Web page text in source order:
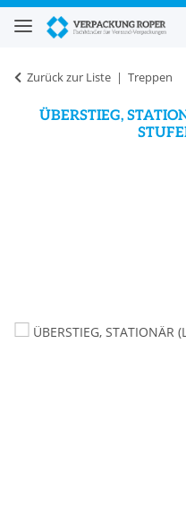
Zurück zur Liste Treppen
ÜBERSTIEG,